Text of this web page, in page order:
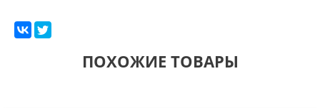
ПОХОЖИЕ ТОВАРЫ